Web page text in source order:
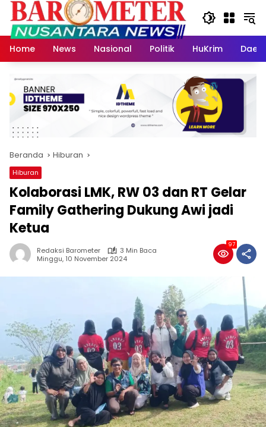
Langsung
konten
Home
News Nasional Politik HuKrim
Beranda Hiburan
Hiburan
Kolaborasi LMK, RW 03 dan RT Gelar
Family Gathering Dukung Awi jadi
Ketua
Redaksi Barometer
3 Min Baca
Minggu, 10 November 2024
97